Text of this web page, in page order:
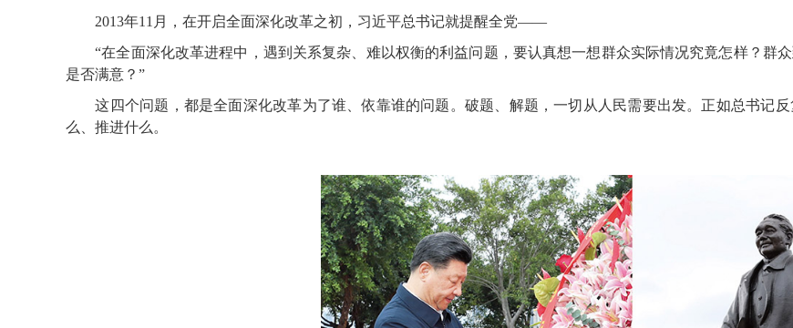
2013年11月，在开启全面深化改革之初，习近平总书记就提醒全党——
“在全面深化改革进程中，遇到关系复杂、难以权衡的利益问题，要认真想一想群众实际情况究竟怎样？群
是否满意？”
这四个问题，都是全面深化改革为了谁、依靠谁的问题。破题、解题，一切从人民需要出发。正如总书记
么、推进什么。